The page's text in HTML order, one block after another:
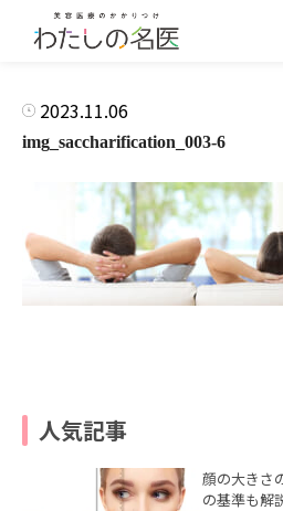
2023.11.06
img_saccharification_003-6
人気記事
顔の大きさ
の基準も解